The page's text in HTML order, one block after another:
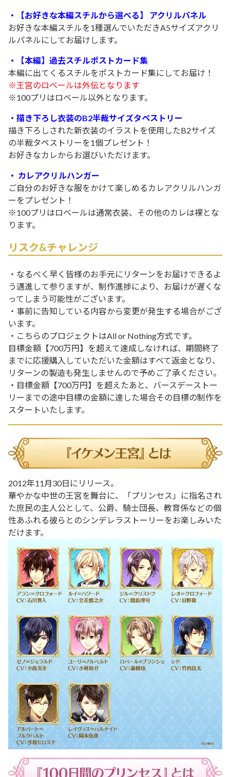
・【お好きな本編スチルから選べる】 アクリルパネル
お好きな本編スチルを1種選んでいただきA5サイズアクリ
ルパネルにしてお届けします。
・【本編】過去スチルポストカード集
本編に出てくるスチルをポストカード集にしてお届け！
※王宮のロベールは外伝となります
※100プリはロベール以外となります。
・描き下ろし衣装のB2半裁サイズタペストリー
描き下ろしされた新衣装のイラストを使用したB2サイズ
の半裁タペストリーを1個プレゼント！
お好きなカレからお選びいただけます。
・ カレアクリルハンガー
ご自分のお好きな服をかけて楽しめるカレアクリルハンガ
ーをプレゼント！
※100プリはロベールは通常衣装、その他のカレは裸とな
ります。
リスク&チャレンジ
・なるべく早く皆様のお手元にリターンをお届けできるよ
う邁進して参りますが、制作進捗により、お届けが遅くな
ってしまう可能性がございます。
・事前に告知している内容から変更が発生する場合がござ
います。
・こちらのプロジェクトはAll or Nothing方式です。
目標金額【700万円】を超えて達成しなければ、期間終了
までに応援購入していただいた金額はすべて返金となり、
リターンの製造も発生しませんので予めご了承ください。
・目標金額【700万円】を超えたあと、バースデーストー
リーまでの途中目標の金額に達した場合その目標の制作を
スタートいたします。
2012年11月30日にリリース。
華やかな中世の王宮を舞台に、「プリンセス」に指名され
た庶民の主人公として、公爵、騎士団長、教育係などの個
性あふれる彼らとのシンデレラストーリーをお楽しみいた
だけます。